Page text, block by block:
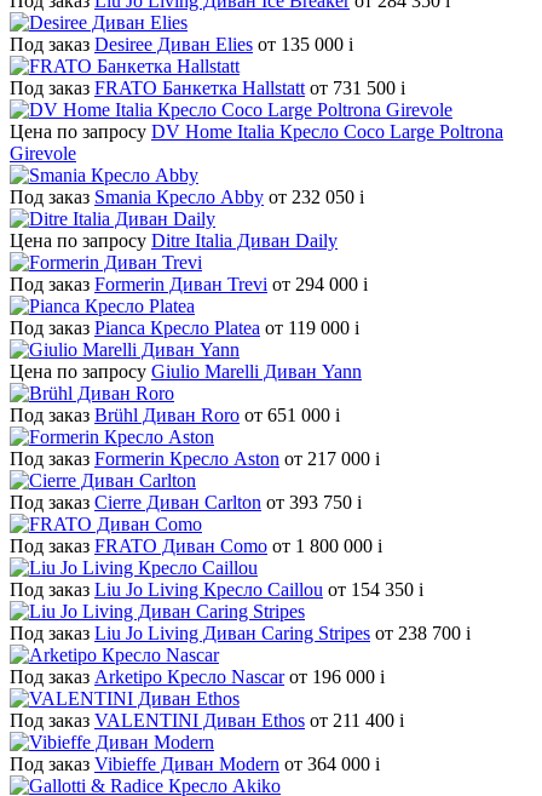
Под заказ Desiree Диван Elies от 135 000 i
Под заказ FRATO Банкетка Hallstatt от 731 500 i
Цена по запросу DV Home Italia Кресло Coco Large Poltrona
Girevole
Под заказ Smania Кресло Abby от 232 050 i
Цена по запросу Ditre Italia Диван Daily
Под заказ Formerin Диван Trevi от 294 000 i
Под заказ Pianca Кресло Platea от 119 000 i
Цена по запросу Giulio Marelli Диван Yann
Под заказ Brühl Диван Roro от 651 000 i
Под заказ Formerin Кресло Aston от 217 000 i
Под заказ Cierre Диван Carlton от 393 750 i
Под заказ FRATO Диван Como от 1 800 000 i
Под заказ Liu Jo Living Кресло Caillou от 154 350 i
Под заказ Liu Jo Living Диван Caring Stripes от 238 700 i
Под заказ Arketipo Кресло Nascar от 196 000 i
Под заказ VALENTINI Диван Ethos от 211 400 i
Под заказ Vibieffe Диван Modern от 364 000 i